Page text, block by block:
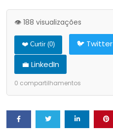
👁️ 188 visualizações
❤️ Curtir (0) 🐦 Twitter
💼 LinkedIn
0 compartilhamentos